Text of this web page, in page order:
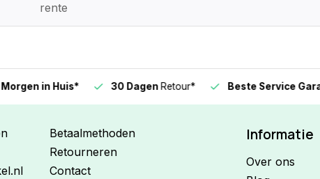
rente
in Huis* 30 DagenRetour* Beste Service Garantie
Betaalmethoden
Retourneren
Contact
Informatie
Over ons